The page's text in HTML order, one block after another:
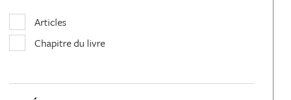
Articles
Chapitre du livre